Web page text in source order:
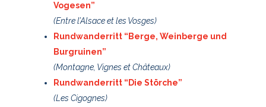
Vogesen”
(Entre l’Alsace et les Vosges)
Rundwanderritt “Berge, Weinberge und
Burgruinen”
(Montagne, Vignes et Châteaux)
Rundwanderritt “Die Störche”
(Les Cigognes)